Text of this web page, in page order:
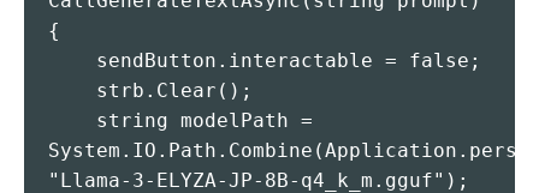
{
"Llama-3-ELYZA-JP-8B-q4_k_m.gguf");